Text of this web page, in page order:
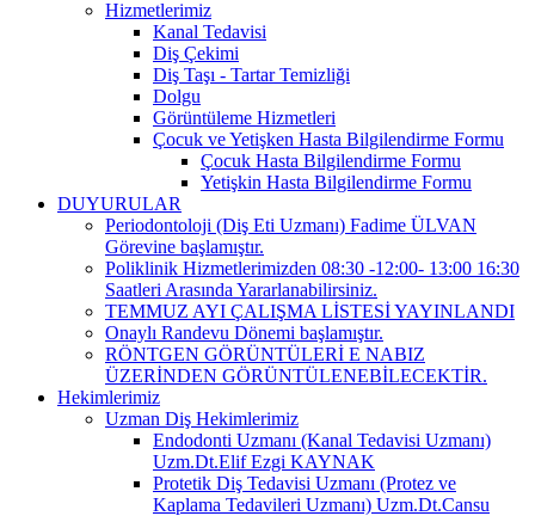
Hizmetlerimiz
Kanal Tedavisi
Diş Çekimi
Diş Taşı - Tartar Temizliği
Dolgu
Görüntüleme Hizmetleri
Çocuk ve Yetişken Hasta Bilgilendirme Formu
Çocuk Hasta Bilgilendirme Formu
Yetişkin Hasta Bilgilendirme Formu
DUYURULAR
Periodontoloji (Diş Eti Uzmanı) Fadime ÜLVAN
Görevine başlamıştır.
Poliklinik Hizmetlerimizden 08:30 -12:00- 13:00 16:30
Saatleri Arasında Yararlanabilirsiniz.
TEMMUZ AYI ÇALIŞMA LİSTESİ YAYINLANDI
Onaylı Randevu Dönemi başlamıştır.
RÖNTGEN GÖRÜNTÜLERİ E NABIZ
ÜZERİNDEN GÖRÜNTÜLENEBİLECEKTİR.
Hekimlerimiz
Uzman Diş Hekimlerimiz
Endodonti Uzmanı (Kanal Tedavisi Uzmanı)
Uzm.Dt.Elif Ezgi KAYNAK
Protetik Diş Tedavisi Uzmanı (Protez ve
Kaplama Tedavileri Uzmanı) Uzm.Dt.Cansu